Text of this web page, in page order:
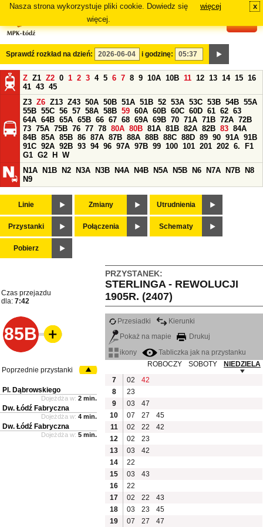
Nasza strona wykorzystuje pliki cookie. Dowiedz się
więcej.
więcej x
Sprawdź rozkład na dzień: i godzinę:
Z Z1 Z2 0 1 2 3 4 5 6 7 8 9 10A 10B 11 12 13 14 15 16
41 43 45
Z3 Z6 Z13 Z43 50A 50B 51A 51B 52 53A 53C 53B 54B 55A
55B 55C 56 57 58A 58B 59 60A 60B 60C 60D 61 62 63
64A 64B 65A 65B 66 67 68 69A 69B 70 71A 71B 72A 72B
73 75A 75B 76 77 78 80A 80B 81A 81B 82A 82B 83 84A
84B 85A 85B 86 87A 87B 88A 88B 88C 88D 89 90 91A 91B
91C 92A 92B 93 94 96 97A 97B 99 100 101 201 202 6.
F1
G1 G2 H
W
N1A
N1B N2 N3A N3B N4A N4B N5A N5B N6 N7A N7B
N8
N9
Linie Zmiany Utrudnienia
Przystanki Połączenia Schematy
Pobierz
PRZYSTANEK:
STERLINGA - REWOLUCJI
1905R. (2407)
Czas przejazdu
dla: 7:42
85B
Przesiadki
Kierunki
Pokaż na mapie
Drukuj
ikony
Tabliczka jak na przystanku
ROBOCZY
SOBOTY
NIEDZIELA
7
02
42
8
23
9
03
47
10
07 27
45
11
02 22
42
12
02
23
13
03
42
14
22
15
03
43
16
22
17
02 22
43
18
03 23
45
19
07 27 47
Poprzednie przystanki
Pl. Dąbrowskiego
Dojeżdża w: 2 min.
Dw. Łódź Fabryczna
Dojeżdża w: 4 min.
Dw. Łódź Fabryczna
Dojeżdża w: 5 min.